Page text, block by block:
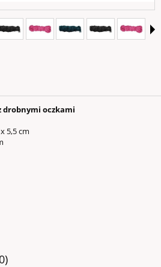
drobnymi oczkami
5,5 cm